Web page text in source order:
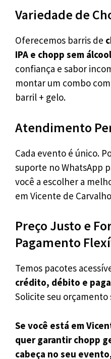
Variedade de
Oferecemos barris de
IPA e chopp sem álcool
confiança e sabor
montar um combo
barril + gelo.
Atendimento
Cada evento é único.
suporte no WhatsApp
você a escolher a
em Vicente de
Preço Justo e
Pagamento
Temos pacotes
crédito, débito e
Solicite seu
Se você está em
quer garantir chopp
cabeça no seu